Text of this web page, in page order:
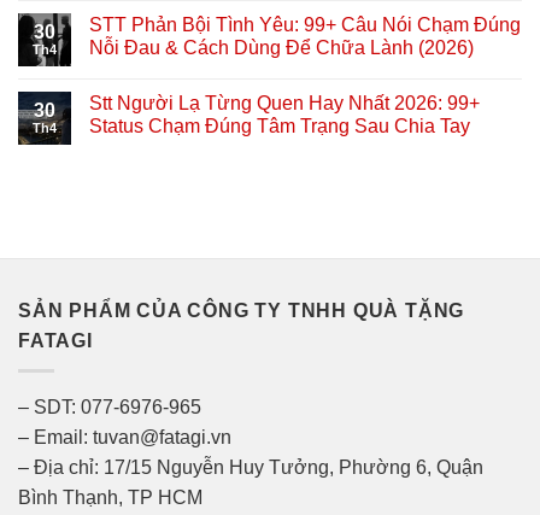
30
Th4
STT Phản Bội Tình Yêu: 99+ Câu Nói Chạm Đúng
Nỗi Đau & Cách Dùng Để Chữa Lành (2026)
30
Th4
Stt Người Lạ Từng Quen Hay Nhất 2026: 99+
Status Chạm Đúng Tâm Trạng Sau Chia Tay
SẢN PHẨM CỦA CÔNG TY TNHH QUÀ TẶNG
FATAGI
– SDT: 077-6976-965
– Email: tuvan@fatagi.vn
– Địa chỉ: 17/15 Nguyễn Huy Tưởng, Phường 6, Quận
Bình Thạnh, TP HCM